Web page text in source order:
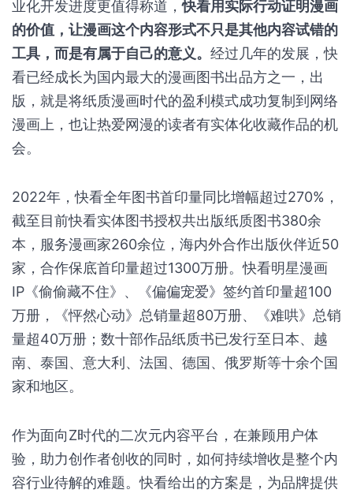
业化开发进度更值得称道，快看用实际行动证明漫画
的价值，让漫画这个内容形式不只是其他内容试错的
工具，而是有属于自己的意义。 经过几年的发展，快
看已经成长为国内最大的漫画图书出品方之一，出
版，就是将纸质漫画时代的盈利模式成功复制到网络
漫画上，也让热爱网漫的读者有实体化收藏作品的机
会。
2022年，快看全年图书首印量同比增幅超过270%，
截至目前快看实体图书授权共出版纸质图书380余
本，服务漫画家260余位，海内外合作出版伙伴近50
家，合作保底首印量超过1300万册。快看明星漫画
IP《偷偷藏不住》、《偏偏宠爱》签约首印量超100
万册，《怦然心动》总销量超80万册、《难哄》总销
量超40万册；数十部作品纸质书已发行至日本、越
南、泰国、意大利、法国、德国、俄罗斯等十余个国
家和地区。
作为面向Z时代的二次元内容平台，在兼顾用户体
验，助力创作者创收的同时，如何持续增收是整个内
容行业待解的难题。快看给出的方案是，为品牌提供